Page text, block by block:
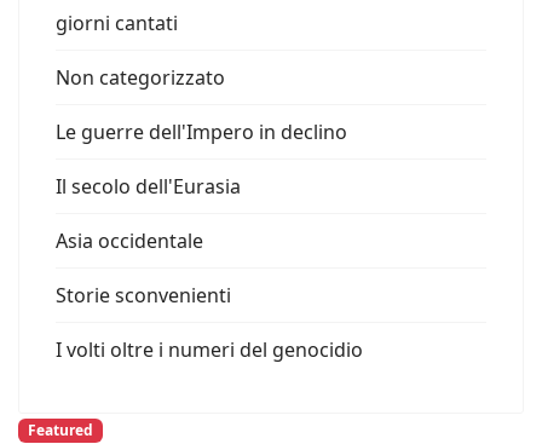
giorni cantati
Non categorizzato
Le guerre dell'Impero in declino
Il secolo dell'Eurasia
Asia occidentale
Storie sconvenienti
I volti oltre i numeri del genocidio
Featured